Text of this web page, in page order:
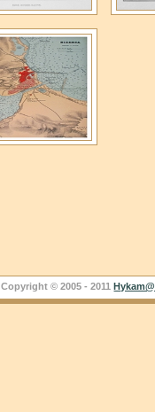
Copyright © 2005 - 2011